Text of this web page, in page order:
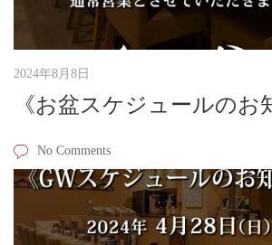
2024年8月8日
《お盆スケジュールのお
No Comments